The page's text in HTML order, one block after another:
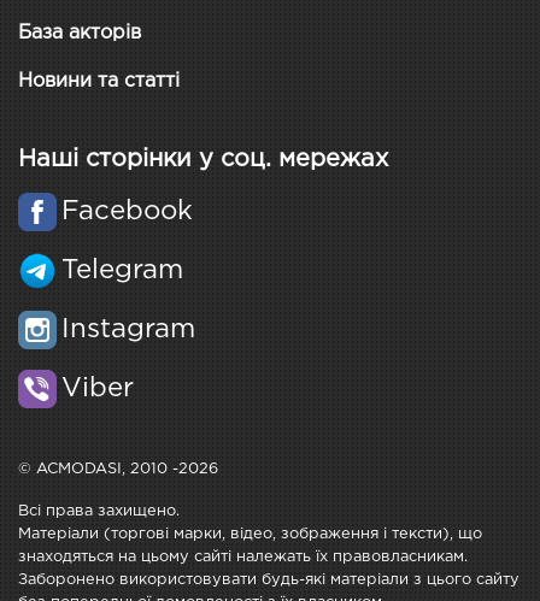
База акторів
Новини та статті
Наші сторінки у соц. мережах
Facebook
Telegram
Instagram
Viber
© ACMODASI, 2010 -2026
Всі права захищено.
Матеріали (торгові марки, відео, зображення і тексти), що
знаходяться на цьому сайті належать їх правовласникам.
Заборонено використовувати будь-які матеріали з цього сайту